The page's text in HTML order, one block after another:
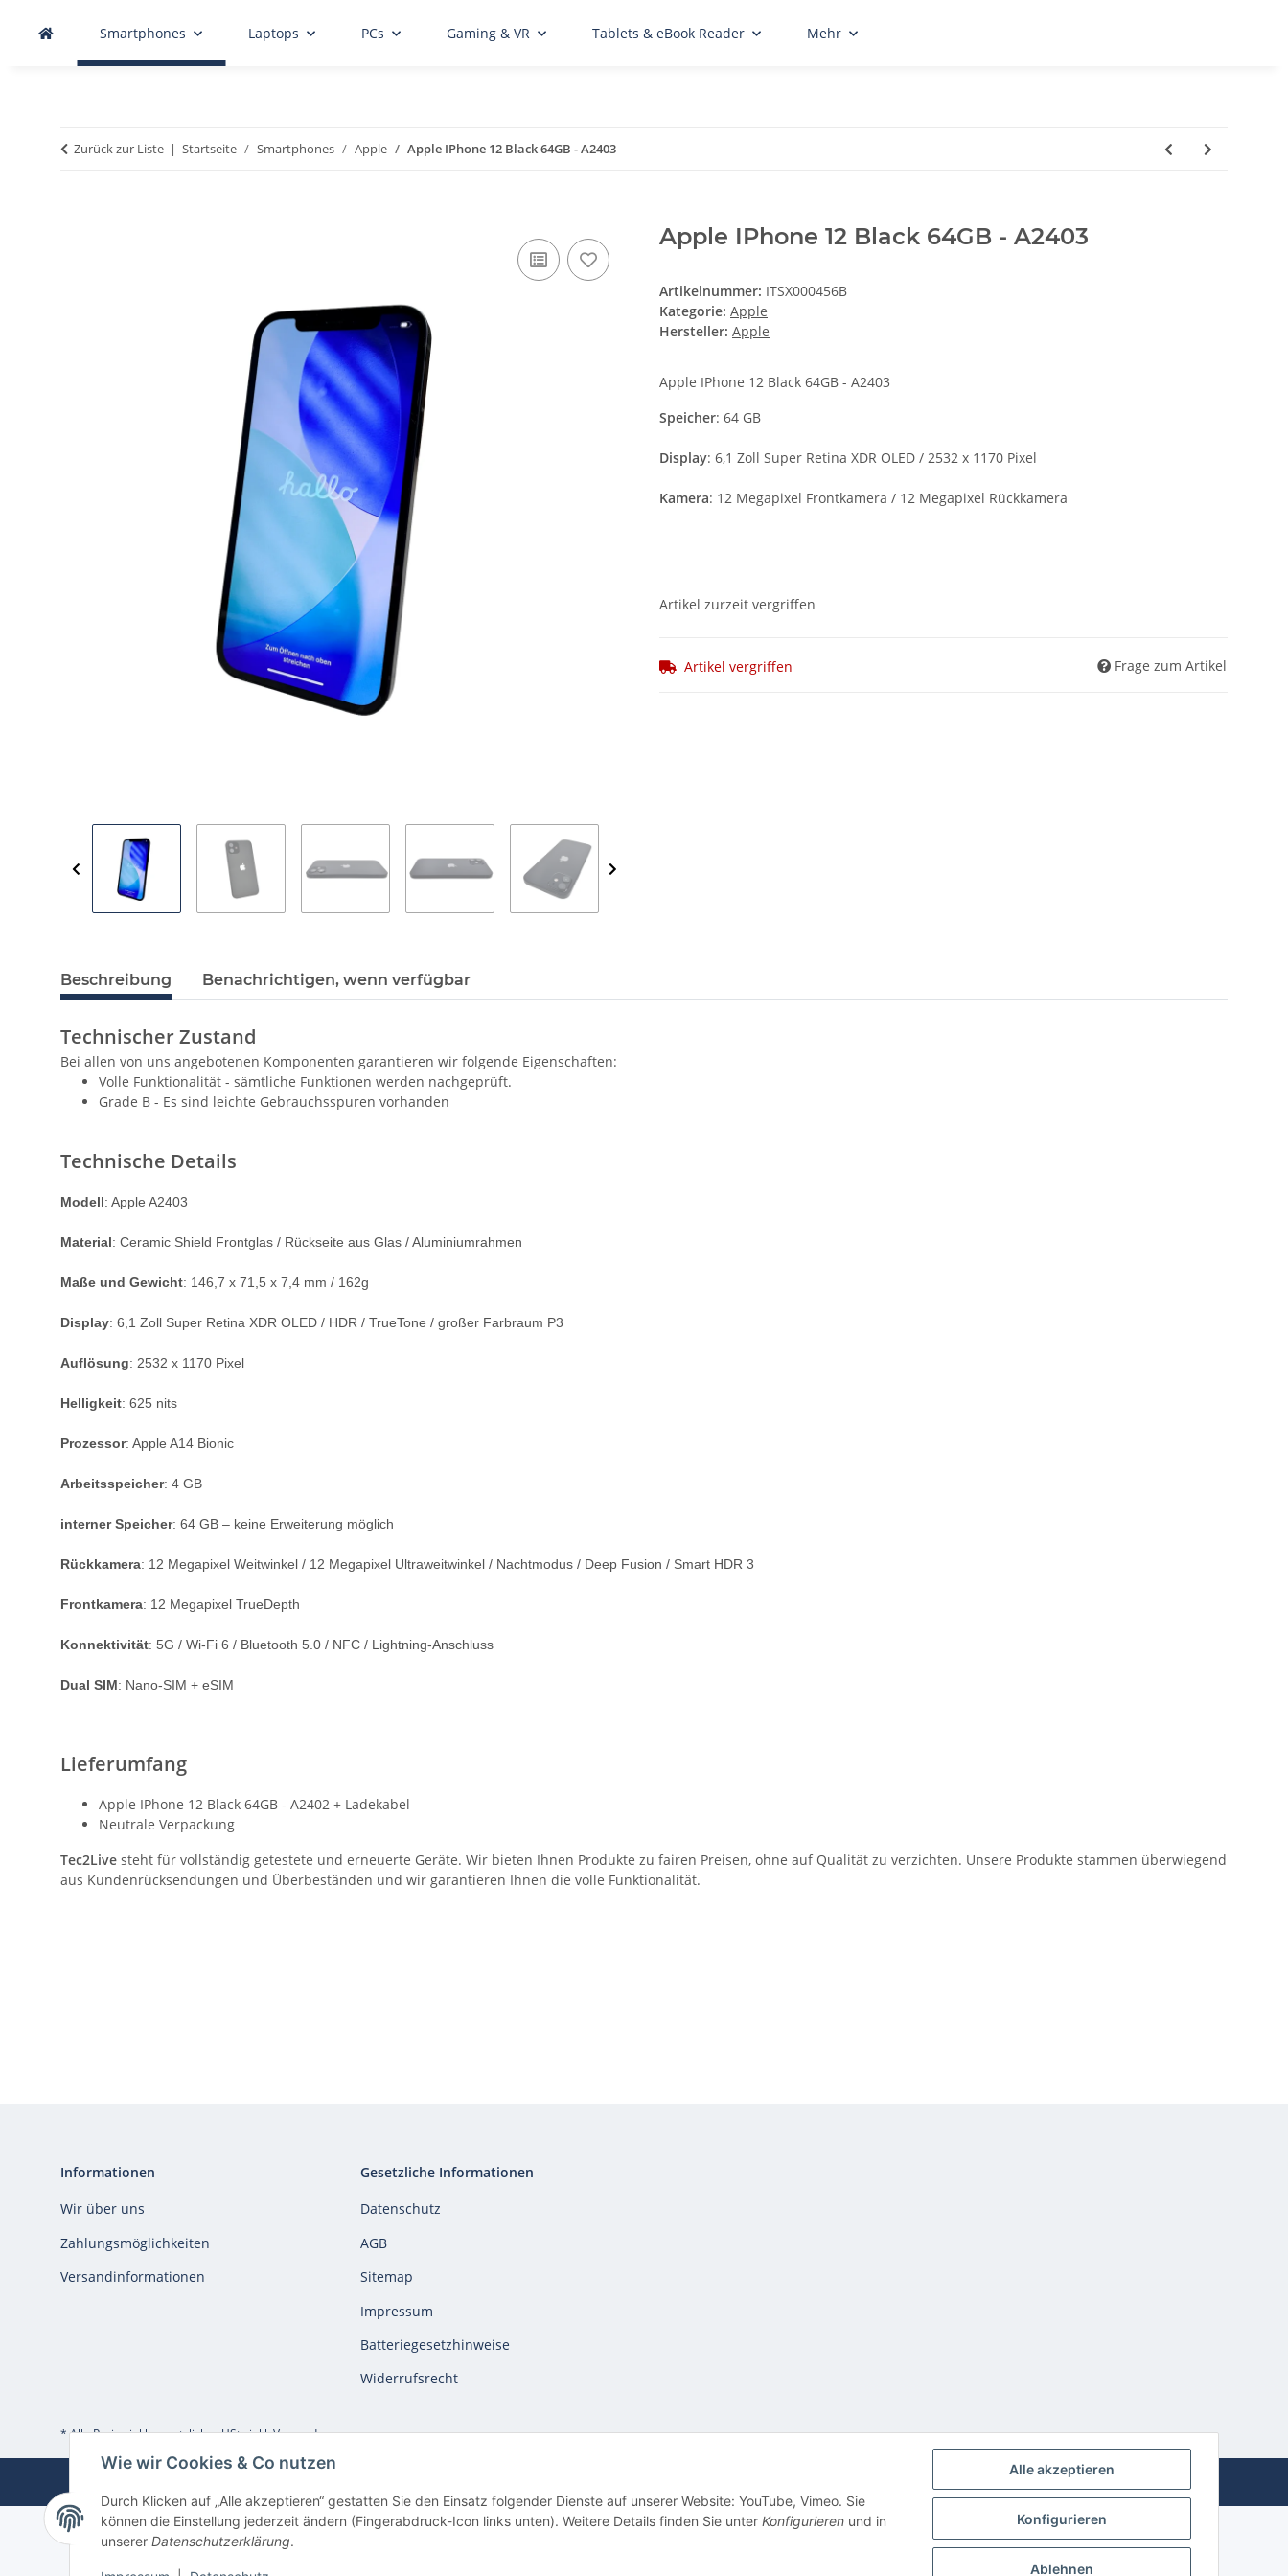
Alle akzeptieren
Konfigurieren
Ablehnen
Wie wir Cookies & Co nutzen
Durch Klicken auf „Alle akzeptieren“ gestatten Sie den Einsatz folgender Dienste auf unserer Website: YouTube, Vimeo. Sie
können die Einstellung jederzeit ändern (Fingerabdruck-Icon links unten). Weitere Details finden Sie unter Konfigurieren und in
unserer Datenschutzerklärung.
Smartphones Laptops PCs Gaming & VR Tablets & eBook Reader Mehr
Zurück zur Liste Startseite Smartphones Apple Apple IPhone 12 Black 64GB - A2403
Apple IPhone 12 Black 64GB - A2403
Artikelnummer: ITSX000456B
Kategorie: Apple
Hersteller: Apple
Apple IPhone 12 Black 64GB - A2403
Speicher: 64 GB
Display: 6,1 Zoll Super Retina XDR OLED / 2532 x 1170 Pixel
Kamera: 12 Megapixel Frontkamera / 12 Megapixel Rückkamera
Artikel zurzeit vergriffen
Artikel vergriffen Frage zum Artikel
Beschreibung Benachrichtigen, wenn verfügbar
Technischer Zustand
Bei allen von uns angebotenen Komponenten garantieren wir folgende Eigenschaften:
Volle Funktionalität - sämtliche Funktionen werden nachgeprüft.
Grade B - Es sind leichte Gebrauchsspuren vorhanden
Technische Details
Modell: Apple A2403
Material: Ceramic Shield Frontglas / Rückseite aus Glas / Aluminiumrahmen
Maße und Gewicht: 146,7 x 71,5 x 7,4 mm / 162g
Display: 6,1 Zoll Super Retina XDR OLED / HDR / TrueTone / großer Farbraum P3
Auflösung: 2532 x 1170 Pixel
Helligkeit: 625 nits
Prozessor: Apple A14 Bionic
Arbeitsspeicher: 4 GB
interner Speicher: 64 GB – keine Erweiterung möglich
Rückkamera: 12 Megapixel Weitwinkel / 12 Megapixel Ultraweitwinkel / Nachtmodus / Deep Fusion / Smart HDR 3
Frontkamera: 12 Megapixel TrueDepth
Konnektivität: 5G / Wi-Fi 6 / Bluetooth 5.0 / NFC / Lightning-Anschluss
Dual SIM: Nano-SIM + eSIM
Lieferumfang
Apple IPhone 12 Black 64GB - A2402 + Ladekabel
Neutrale Verpackung
Tec2Live steht für vollständig getestete und erneuerte Geräte. Wir bieten Ihnen Produkte zu fairen Preisen, ohne auf Qualität zu verzichten. Unsere Produkte stammen überwiegend
aus Kundenrücksendungen und Überbeständen und wir garantieren Ihnen die volle Funktionalität.
Informationen
Wir über uns
Zahlungsmöglichkeiten
Versandinformationen
Gesetzliche Informationen
Datenschutz
AGB
Sitemap
Impressum
Batteriegesetzhinweise
Widerrufsrecht
* Alle Preise inkl. gesetzlicher USt., inkl.Versand